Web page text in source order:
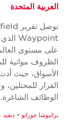
العربية المتحدة
على مستوى
الأسواق، حيث
القرار
الوظائف الشاغرة.
براثيوشا جورابو • ديفيد